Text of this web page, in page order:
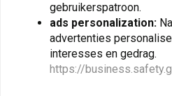
Voorvorkbescherming
Yamaha Ténéré 700 |
Rechts
€49,95
gebruikerspatroon.
ads personalization:
advertenties
interesses en gedrag.
https://